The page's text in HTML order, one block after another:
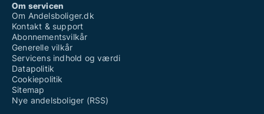
Om servicen
Om Andelsboliger.dk
Kontakt & support
Abonnementsvilkår
Generelle vilkår
Servicens indhold og værdi
Datapolitik
Cookiepolitik
Sitemap
Nye andelsboliger (RSS)